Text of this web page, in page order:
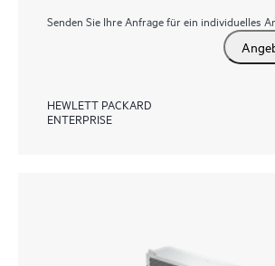
Senden Sie Ihre Anfrage für ein individuelles
HEWLETT PACKARD
ENTERPRISE